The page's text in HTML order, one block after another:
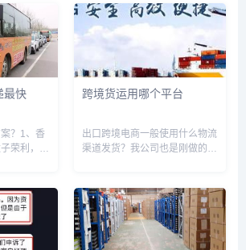
有许多
逊，
国...
等方面的专业人才与有经验的实
战型人才。其中，具备跨境电商
平台运营、推广、客户服务、数
最快
？1、香
荣利，旺
侧门中旅-
17时，约
巴...
跨境货运用哪个平台
出口跨境电商一般使用什么物流
渠道发货？我公司也是刚做的跨
时效慢；货值高的话建议走三大
快递，价格比小包稍贵，时效
快，可追踪签收记录（找货代走
货价格...